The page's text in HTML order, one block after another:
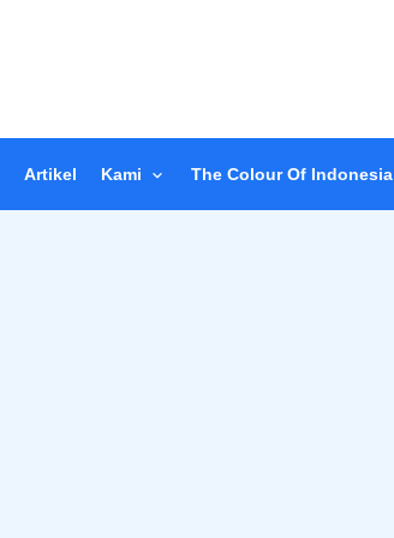
Artikel Kami The Colour Of Indonesia